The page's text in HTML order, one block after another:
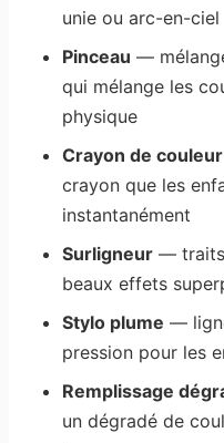
unie ou arc-en-ciel
Pinceau —
qui mélange les
physique
Crayon de couleur
crayon que les
instantanément
Surligneur — traits
beaux effets
Stylo plume —
pression pour les
Remplissage
un dégradé de